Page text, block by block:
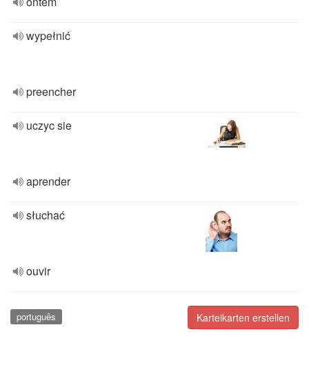
wypełnić
preencher
uczyc sie
aprender
słuchać
ouvir
Karteikarten erstellen
português